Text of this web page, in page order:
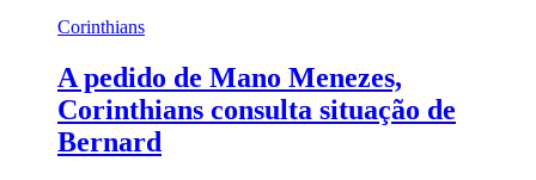
Corinthians
A pedido de Mano Menezes,
Corinthians consulta situação de
Bernard